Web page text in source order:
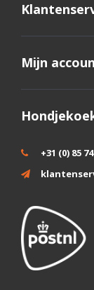
Mijn
+31 (0) 85